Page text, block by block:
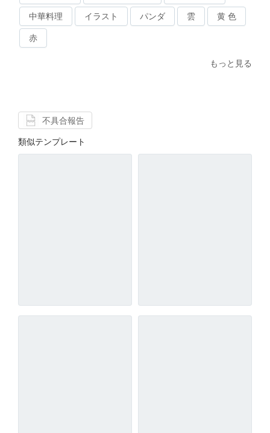
中華料理 イラスト パンダ 雲 黄 色
赤
もっと見る
不具合報告
類似テンプレート